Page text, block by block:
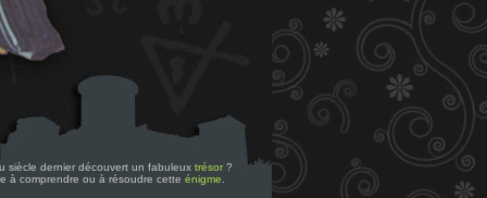
siècle dernier découvert un fabuleux trésor ?
à comprendre ou à résoudre cette énigme